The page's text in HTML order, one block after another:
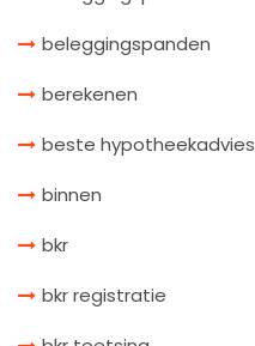
beleggingspanden
berekenen
beste hypotheekadvies
binnen
bkr
bkr registratie